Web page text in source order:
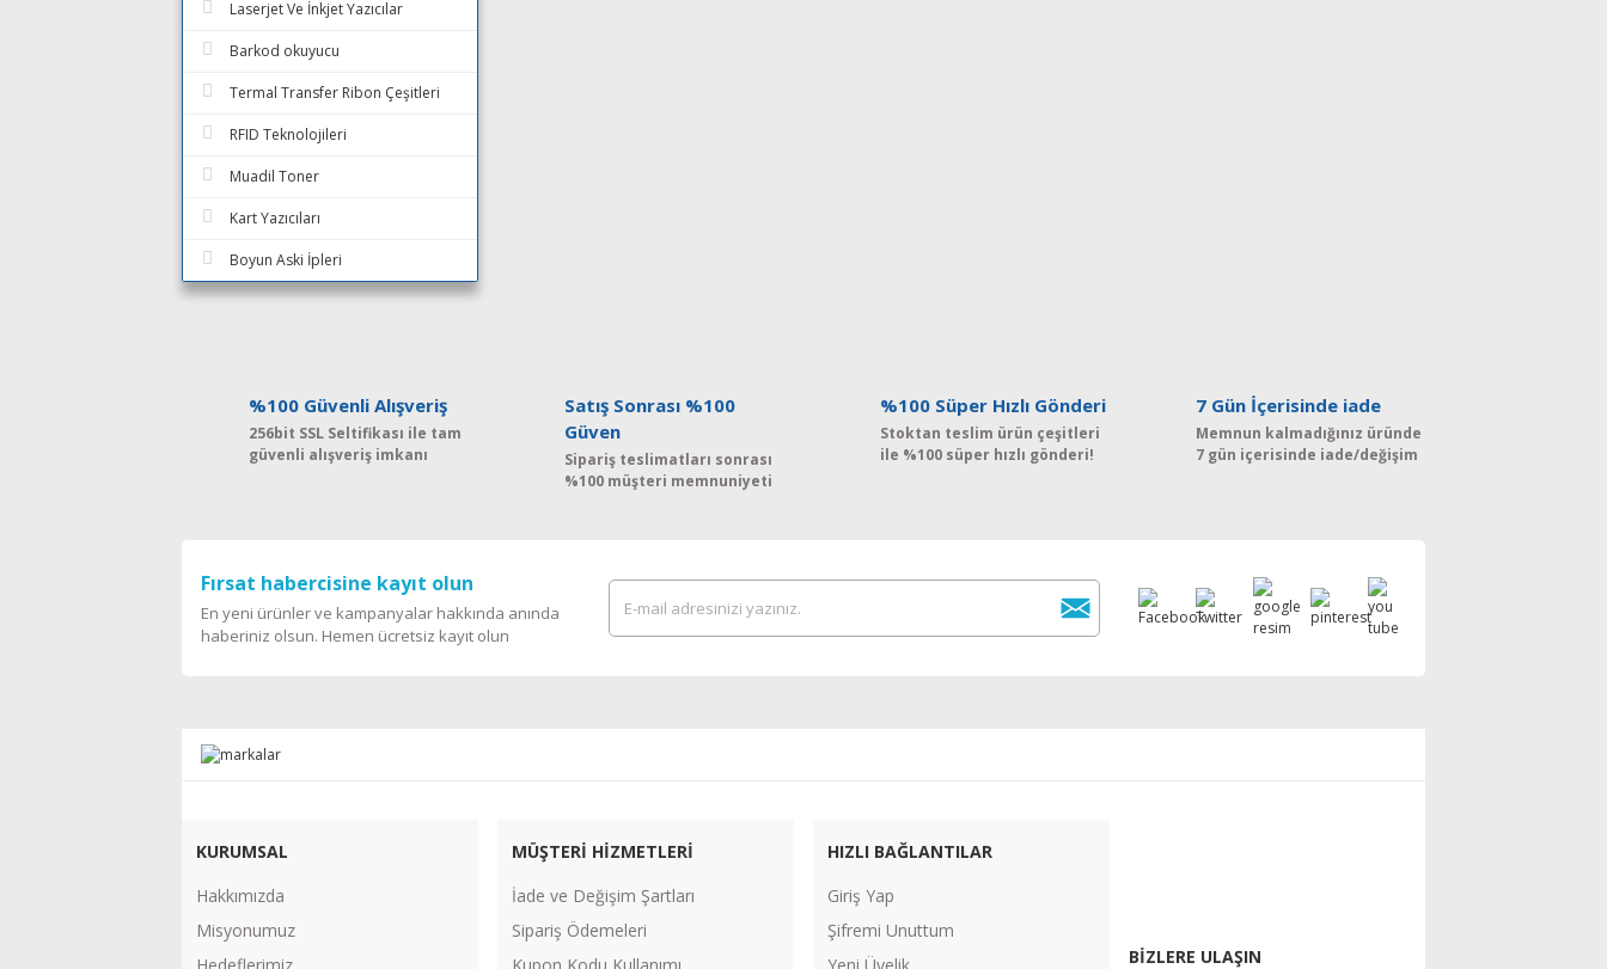
Laserjet Ve İnkjet Yazıcılar
Barkod okuyucu
Termal Transfer Ribon Çeşitleri
RFID Teknolojileri
Muadil Toner
Kart Yazıcıları
Boyun Aski İpleri
%100 Güvenli Alışveriş
256bit SSL Seltifikası ile tam
güvenli alışveriş imkanı
Satış Sonrası %100
Güven
Sipariş teslimatları sonrası
%100 müşteri memnuniyeti
%100 Süper Hızlı Gönderi
Stoktan teslim ürün çeşitleri
ile %100 süper hızlı gönderi!
7 Gün İçerisinde iade
Memnun kalmadığınız üründe
7 gün içerisinde iade/değişim
Fırsat habercisine kayıt olun
En yeni ürünler ve kampanyalar hakkında anında
haberiniz olsun. Hemen ücretsiz kayıt olun
KURUMSAL
Hakkımızda
Misyonumuz
MÜŞTERİ HİZMETLERİ
İade ve Değişim Şartları
Sipariş Ödemeleri
HIZLI BAĞLANTILAR
Giriş Yap
Şifremi Unuttum
BİZLERE ULAŞIN